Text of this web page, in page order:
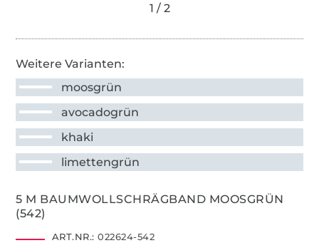
Weitere Varianten:
moosgrün
avocadogrün
khaki
limettengrün
5 M BAUMWOLLSCHRÄGBAND MOOSGRÜN
(542)
ART.NR.: 022624-542